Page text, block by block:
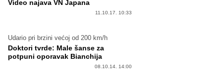
Video najava VN Japana
11.10.17. 10:33
Udario pri brzini većoj od 200 km/h
Doktori tvrde: Male šanse za
potpuni oporavak Bianchija
08.10.14. 14:00